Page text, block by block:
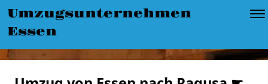
Umzugsunternehmen
Essen